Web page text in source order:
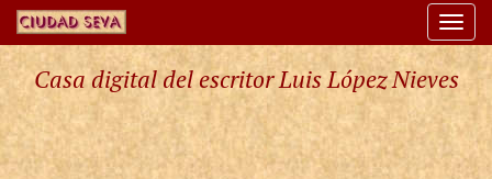
Casa digital del escritor Luis López Nieves